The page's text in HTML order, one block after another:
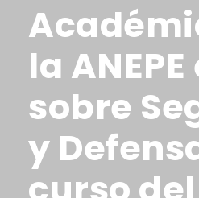
la
sobre
y